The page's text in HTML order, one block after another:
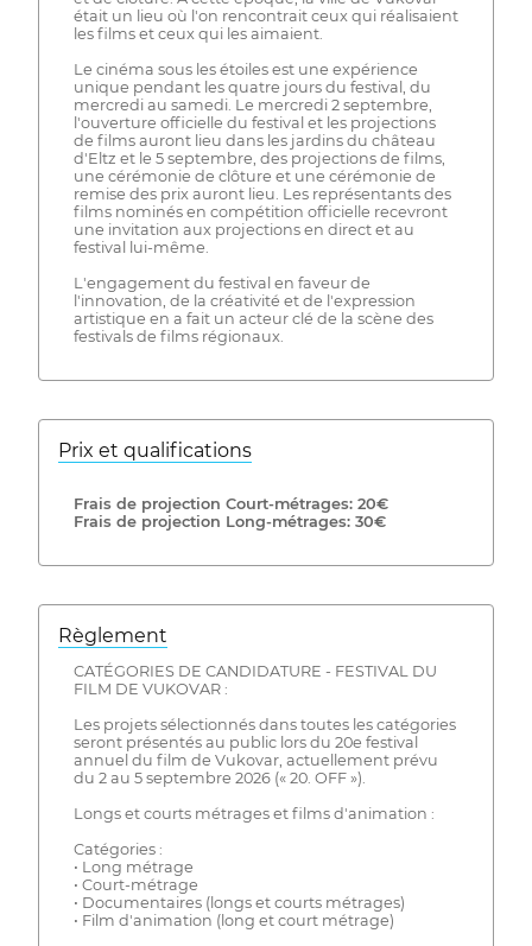
était un lieu où l'on rencontrait ceux qui réalisaient
les films et ceux qui les aimaient.
Le cinéma sous les étoiles est une expérience
unique pendant les quatre jours du festival, du
mercredi au samedi. Le mercredi 2 septembre,
l'ouverture officielle du festival et les projections
de films auront lieu dans les jardins du château
d'Eltz et le 5 septembre, des projections de films,
une cérémonie de clôture et une cérémonie de
remise des prix auront lieu. Les représentants des
films nominés en compétition officielle recevront
une invitation aux projections en direct et au
festival lui-même.
L'engagement du festival en faveur de
l'innovation, de la créativité et de l'expression
artistique en a fait un acteur clé de la scène des
festivals de films régionaux.
Prix ​​et qualifications
Frais de projection Court-métrages: 20€
Frais de projection Long-métrages: 30€
Règlement
CATÉGORIES DE CANDIDATURE - FESTIVAL DU
FILM DE VUKOVAR :
Les projets sélectionnés dans toutes les catégories
seront présentés au public lors du 20e festival
annuel du film de Vukovar, actuellement prévu
du 2 au 5 septembre 2026 (« 20. OFF »).
Longs et courts métrages et films d'animation :
Catégories :
• Long métrage
• Court-métrage
• Documentaires (longs et courts métrages)
• Film d'animation (long et court métrage)